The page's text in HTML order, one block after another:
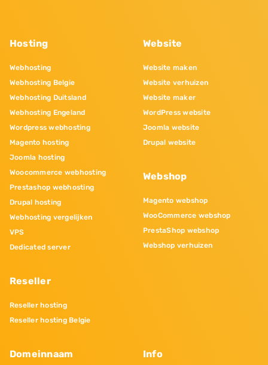
Hosting
Webhosting
Webhosting Belgie
Webhosting Duitsland
Webhosting Engeland
Wordpress webhosting
Magento hosting
Joomla hosting
Woocommerce webhosting
Prestashop webhosting
Drupal hosting
Webhosting vergelijken
VPS
Dedicated server
Reseller
Reseller hosting
Reseller hosting Belgie
Website
Website maken
Website verhuizen
Website maker
WordPress website
Joomla website
Drupal website
Webshop
Magento webshop
WooCommerce webshop
PrestaShop webshop
Webshop verhuizen
Domeinnaam Info